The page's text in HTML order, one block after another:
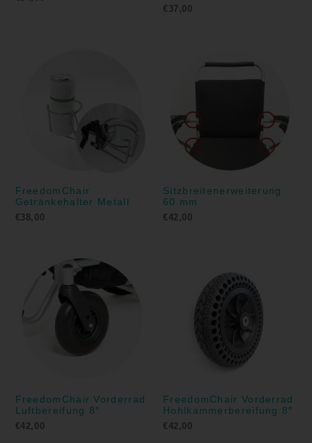
€ 37,00
FreedomChair
Getränkehalter Metall
€38,00
Sitzbreitenerweiterung
60 mm
€42,00
FreedomChair Vorderrad
Luftbereifung 8″
€42,00
FreedomChair Vorderrad
Hohlkammerbereifung 8″
€42,00